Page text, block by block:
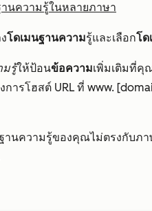
นความรู้ในหลายภาษา
โดเมนฐานความรู้และเลือกโด
มรู้ให้ป้อนข้อความเพิ่มเติมที่คุ
การโฮสต์ URL ที่ www.
นความรู้ของคุณไม่ตรงกับภา